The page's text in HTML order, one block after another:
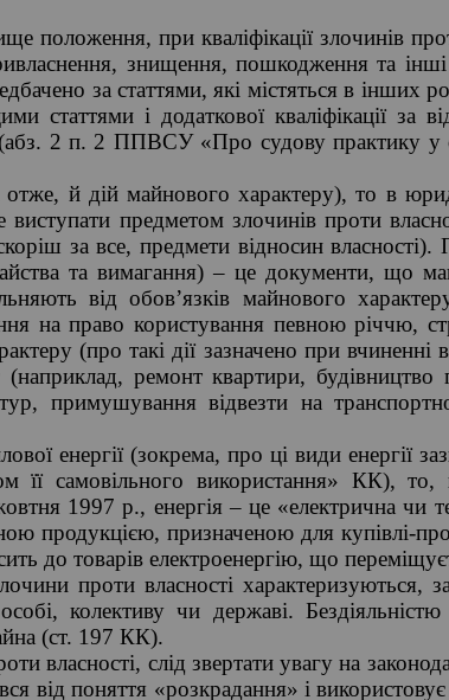
положення, при кваліфікації злочинів
знищення, пошкодження та
за статтями, які містяться в
статтями і додаткової кваліфікації за
2 п. 2 ППВСУ «Про судову практику у
й дій майнового характеру), то в
предметом злочинів проти
за все, предмети відносин
та вимагання) – це документи, що
від обов’язків майнового
на право користування певною річчю,
(про такі дії зазначено при
ремонт квартири, будівництво
примушування відвезти на
енергії (зокрема, про ці види енергії
її самовільного використання» КК),
1997 р., енергія – це «електрична чи
продукцією, призначеною для купівлі-
до товарів електроенергію, що
проти власності
колективу чи державі.
(ст. 197 КК).
власності, слід звертати увагу на
від поняття «розкрадання» і